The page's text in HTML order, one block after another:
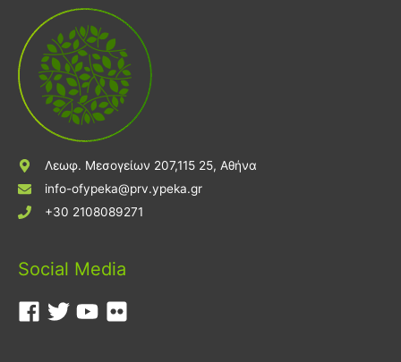
Λεωφ. Μεσογείων 207,115 25, Αθήνα
info-ofypeka@prv.ypeka.gr
+30 2108089271
Social Media